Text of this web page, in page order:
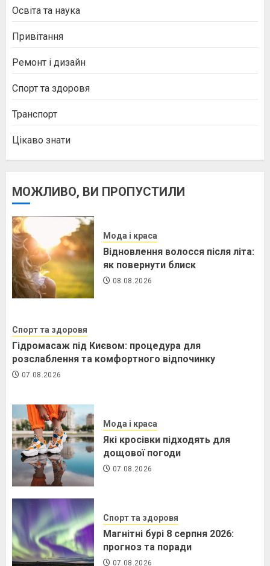
Освіта та наука
Привітання
Ремонт і дизайн
Спорт та здоровя
Транспорт
Цікаво знати
МОЖЛИВО, ВИ ПРОПУСТИЛИ
Мода і краса
Відновлення волосся після літа:
як повернути блиск
08.08.2026
Спорт та здоровя
Гідромасаж під Києвом: процедура для
розслаблення та комфортного відпочинку
07.08.2026
Мода і краса
Які кросівки підходять для
дощової погоди
07.08.2026
Спорт та здоровя
Магнітні бурі 8 серпня 2026:
прогноз та поради
07.08.2026